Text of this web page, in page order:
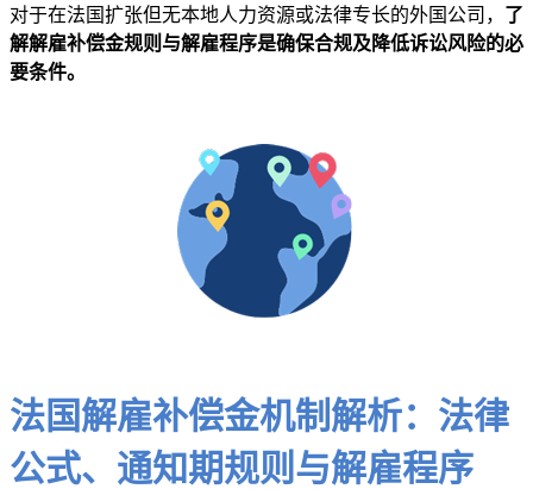
对于在法国扩张但无本地人力资源或法律专长的外国公司， 了
解解雇补偿金规则与解雇程序是确保合规及降低诉讼风险的必
要条件。
法国解雇补偿金机制解析：法律
公式、通知期规则与解雇程序